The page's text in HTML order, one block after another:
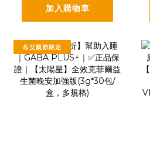
加入購物車
💪父親節限定